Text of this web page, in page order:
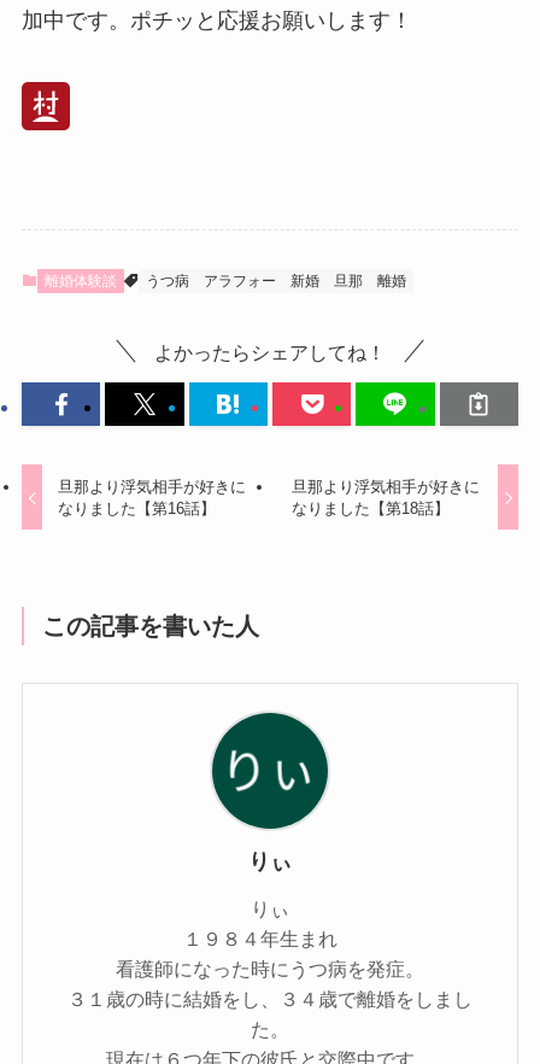
加中です。ポチッと応援お願いします！
離婚体験談 うつ病 アラフォー 新婚 旦那 離婚
よかったらシェアしてね！
旦那より浮気相手が好きに
なりました【第16話】
旦那より浮気相手が好きに
なりました【第18話】
この記事を書いた人
りぃ
りぃ
１９８４年生まれ
看護師になった時にうつ病を発症。
３１歳の時に結婚をし、３４歳で離婚をしまし
た。
現在は６つ年下の彼氏と交際中です。